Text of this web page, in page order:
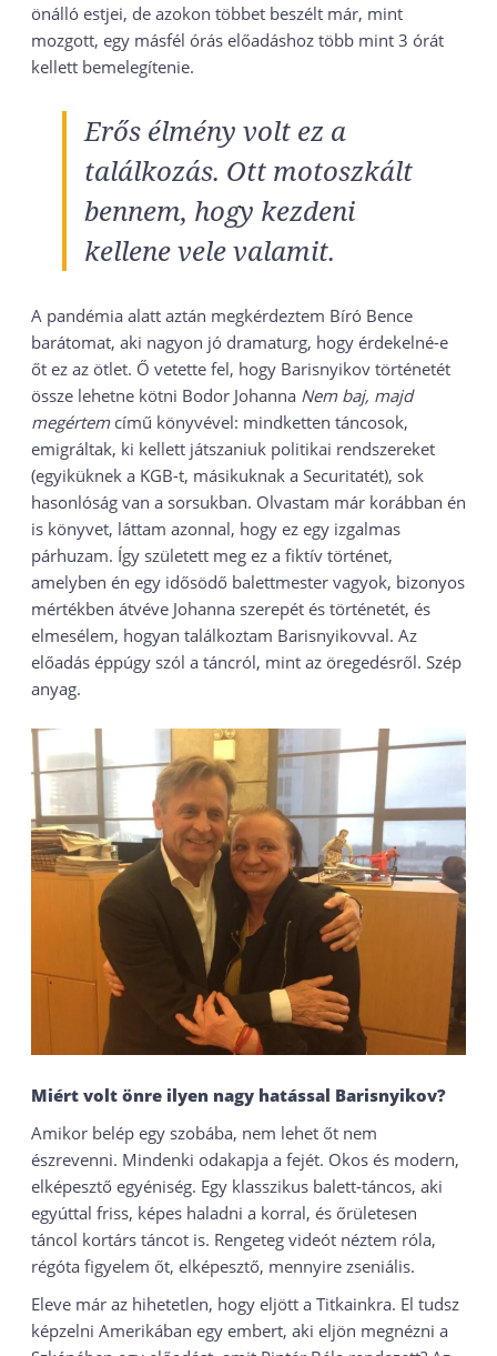
önálló estjei, de azokon többet beszélt már, mint
mozgott, egy másfél órás előadáshoz több mint 3 órát
kellett bemelegítenie.
Erős élmény volt ez a
találkozás. Ott motoszkált
bennem, hogy kezdeni
kellene vele valamit.
A pandémia alatt aztán megkérdeztem Bíró Bence
barátomat, aki nagyon jó dramaturg, hogy érdekelné-e
őt ez az ötlet. Ő vetette fel, hogy Barisnyikov történetét
össze lehetne kötni Bodor Johanna Nem baj, majd
megértemcímű könyvével: mindketten táncosok,
emigráltak, ki kellett játszaniuk politikai rendszereket
(egyiküknek a KGB-t, másikuknak a Securitatét), sok
hasonlóság van a sorsukban. Olvastam már korábban én
is könyvet, láttam azonnal, hogy ez egy izgalmas
párhuzam. Így született meg ez a fiktív történet,
amelyben én egy idősödő balettmester vagyok, bizonyos
mértékben átvéve Johanna szerepét és történetét, és
elmesélem, hogyan találkoztam Barisnyikovval. Az
előadás éppúgy szól a táncról, mint az öregedésről. Szép
anyag.
Miért volt önre ilyen nagy hatással Barisnyikov?
Amikor belép egy szobába, nem lehet őt nem
észrevenni. Mindenki odakapja a fejét. Okos és modern,
elképesztő egyéniség. Egy klasszikus balett-táncos, aki
egyúttal friss, képes haladni a korral, és őrületesen
táncol kortárs táncot is. Rengeteg videót néztem róla,
régóta figyelem őt, elképesztő, mennyire zseniális.
Eleve már az hihetetlen, hogy eljött a Titkainkra. El tudsz
képzelni Amerikában egy embert, aki eljön megnézni a